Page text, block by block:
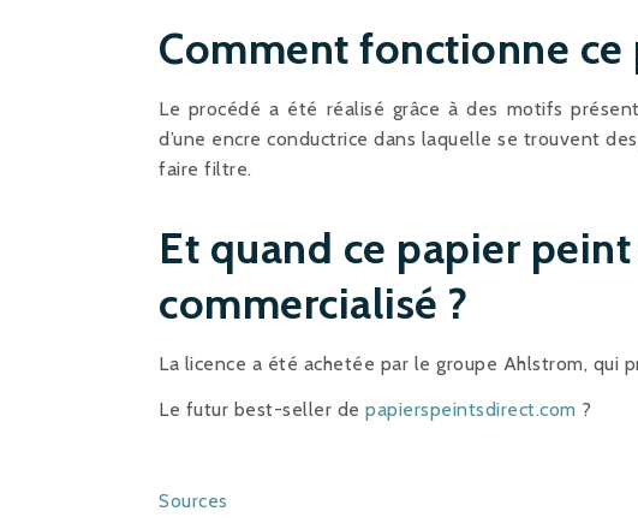
Comment fonctionne ce
Le procédé a été réalisé grâce à des motifs
d’une encre conductrice dans laquelle se trouvent
faire filtre.
Et quand ce papier
commercialisé ?
La licence a été achetée par le groupe Ahlstrom, qui
Le futur best-seller de papierspeintsdirect.com ?
Sources